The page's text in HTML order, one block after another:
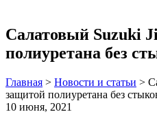
Салатовый Suzuki
полиуретана без
Главная > Новости и статьи >
защитой полиуретана без
10 июня, 2021